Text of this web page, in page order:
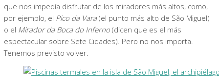
que nos impedía disfrutar de los miradores más altos, como,
por ejemplo, el Pico da Vara(el punto más alto de São Miguel)
o el Mirador da Boca do Inferno (dicen que es el más
espectacular sobre Sete Cidades). Pero no nos importa.
Tenemos previsto volver.